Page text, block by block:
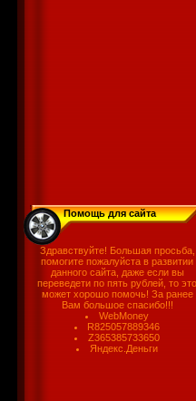
Помощь для сайта
Здравствуйте! Большая просьба,
помогите пожалуйста в развитии
данного сайта, даже если вы
переведети по пять рублей, то это
может хорошо помочь! За ранее
Вам большое спасибо!!!
WebMoney
R825057889346
Z365385733650
Яндекс.Деньги